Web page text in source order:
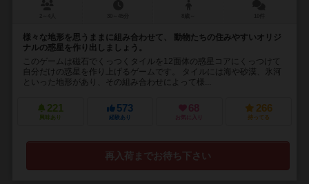
様々な地形を思うままに組み合わせて、 動物たちの住みやすいオリジ
ナルの惑星を作り出しましょう。
このゲームは磁石でくっつくタイルを12面体の惑星コアにくっつけて
自分だけの惑星を作り上げるゲームです。 タイルには海や砂漠、氷河
といった地形があり、その組み合わせによって様...
221
興味あり
573
経験あり
68
お気に入り
266
持ってる
再入荷までお待ち下さい